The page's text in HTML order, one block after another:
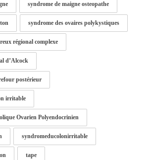
syndrome de maigne osteopathe
syndrome des ovaires polykystiques
régional complexe
d’Alcock
postérieur
irritable
Ovarien Polyendocrinien
syndromeducolonirritable
tape